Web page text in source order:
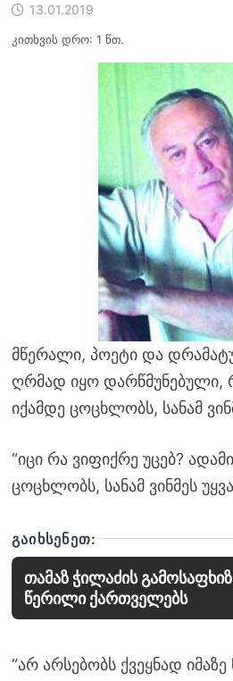
13.01.2019
კითხვის დრო: 1 წთ.
მწერალი, პოეტი და
ღრმად იყო დარწმუნებული,
იქამდე ცოცხლობს, სანამ
“იცი რა ვიფიქრე უცებ?
ცოცხლობს, სანამ ვინმეს
ᲒᲐᲘᲮᲡᲔᲜᲔᲗ:
თამაზ ჭილაძის
წერილი ქართველებს
“არ არსებობს ქვეყნად იმაზე